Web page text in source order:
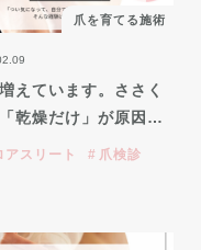
爪を育てる施術
えています。ささく
乾燥だけ」が原因…
アスリート 爪検診